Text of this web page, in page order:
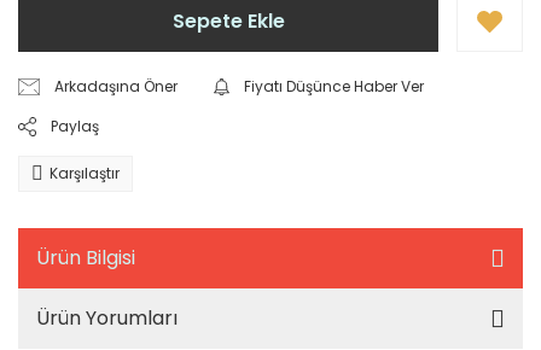
Sepete Ekle
Arkadaşına Öner
Fiyatı Düşünce Haber Ver
Paylaş
Karşılaştır
Ürün Bilgisi
Ürün Yorumları